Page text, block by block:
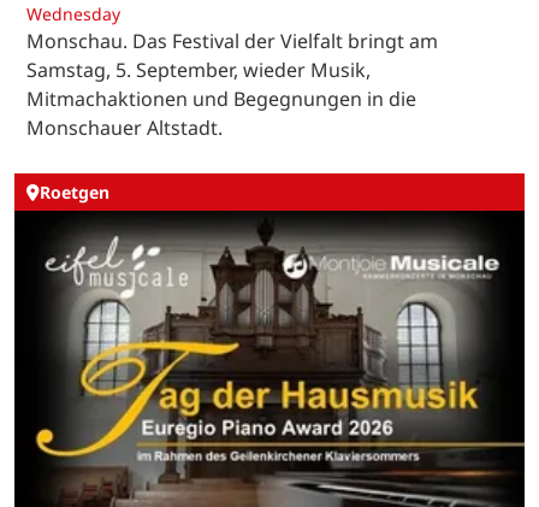
Wednesday
Monschau. Das Festival der Vielfalt bringt am
Samstag, 5. September, wieder Musik,
Mitmachaktionen und Begegnungen in die
Monschauer Altstadt.
Roetgen